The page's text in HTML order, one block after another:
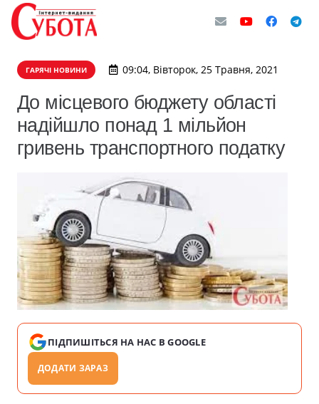
ГАРЯЧІ НОВИНИ 09:04, Вівторок, 25 Травня, 2021
До місцевого бюджету області
надійшло понад 1 мільйон
гривень транспортного податку
ПІДПИШІТЬСЯ НА НАС В GOOGLE
ДОДАТИ ЗАРАЗ